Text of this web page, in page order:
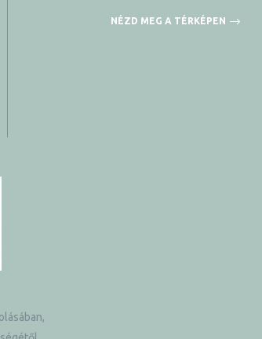
NÉZD MEG A TÉRKÉPEN